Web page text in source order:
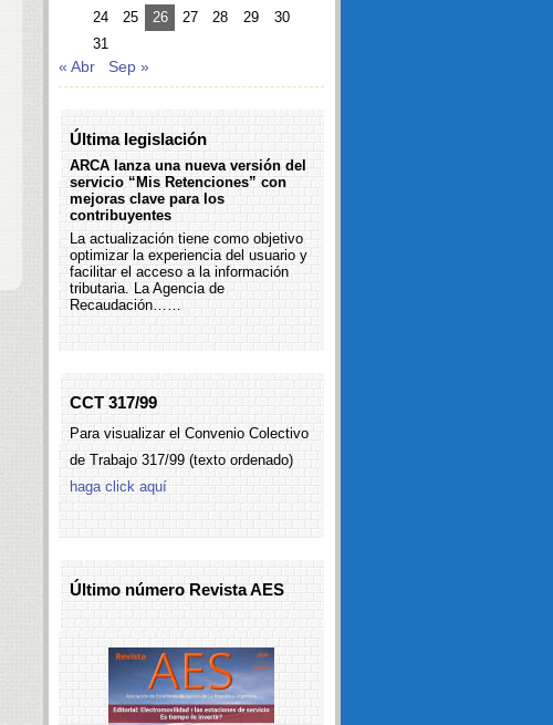
24
25 26 27 28 29
30
31
« Abr Sep »
Última legislación
ARCA lanza una nueva versión del
servicio “Mis Retenciones” con
mejoras clave para los
contribuyentes
La actualización tiene como objetivo
optimizar la experiencia del usuario y
facilitar el acceso a la información
tributaria. La Agencia de
Recaudación……
CCT 317/99
Para visualizar el Convenio Colectivo
de Trabajo 317/99 (texto ordenado)
haga click aquí
Último número Revista AES